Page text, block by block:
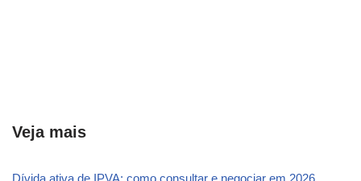
Veja mais
Dívida ativa de IPVA: como consultar e negociar em 2026